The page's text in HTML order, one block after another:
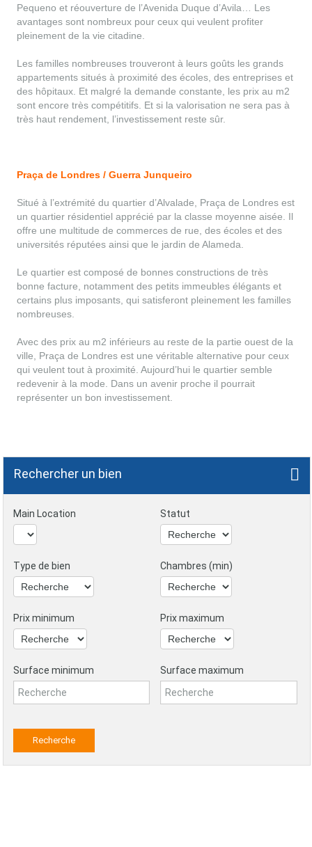
Pequeno et réouverture de l’Avenida Duque d’Avila… Les
avantages sont nombreux pour ceux qui veulent profiter
pleinement de la vie citadine.
Les familles nombreuses trouveront à leurs goûts les grands
appartements situés à proximité des écoles, des entreprises et
des hôpitaux. Et malgré la demande constante, les prix au m2
sont encore très compétitifs. Et si la valorisation ne sera pas à
très haut rendement, l’investissement reste sûr.
Praça de Londres / Guerra Junqueiro
Situé à l’extrémité du quartier d’Alvalade, Praça de Londres est
un quartier résidentiel apprécié par la classe moyenne aisée. Il
offre une multitude de commerces de rue, des écoles et des
universités réputées ainsi que le jardin de Alameda.
Le quartier est composé de bonnes constructions de très
bonne facture, notamment des petits immeubles élégants et
certains plus imposants, qui satisferont pleinement les familles
nombreuses.
Avec des prix au m2 inférieurs au reste de la partie ouest de la
ville, Praça de Londres est une véritable alternative pour ceux
qui veulent tout à proximité. Aujourd’hui le quartier semble
redevenir à la mode. Dans un avenir proche il pourrait
représenter un bon investissement.
Rechercher un bien
Main Location Statut
Type de bien Chambres (min)
Prix minimum Prix maximum
Surface minimum Surface maximum